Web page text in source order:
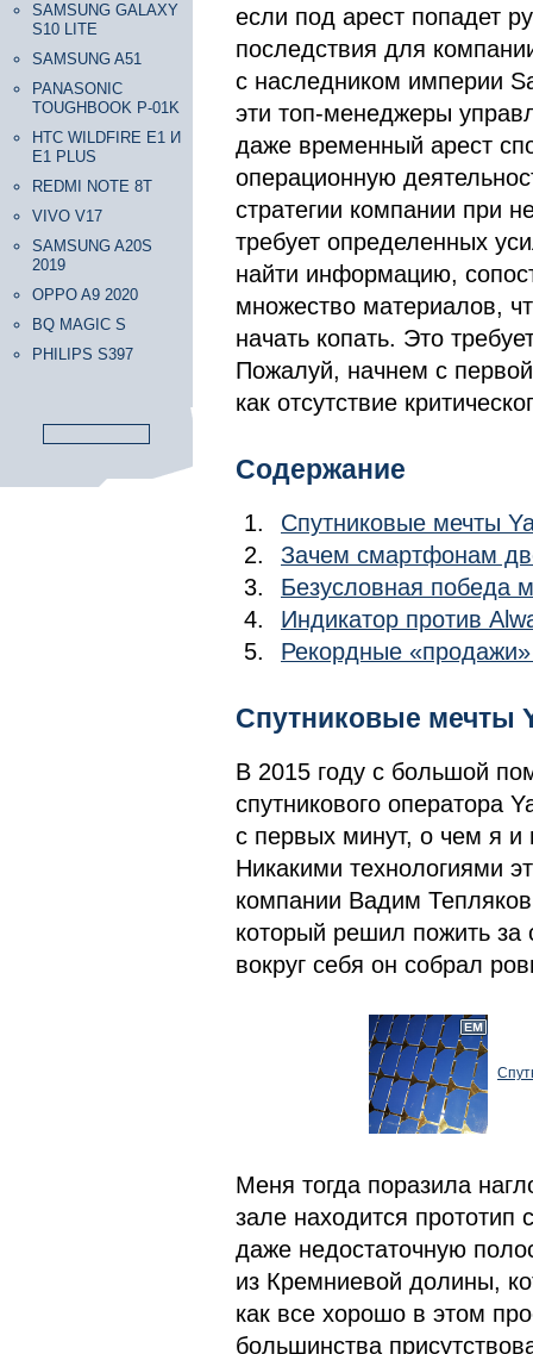
SAMSUNG GALAXY
S10 LITE
SAMSUNG A51
PANASONIC
TOUGHBOOK P-01K
HTC WILDFIRE E1 И
E1 PLUS
REDMI NOTE 8T
VIVO V17
SAMSUNG A20S
2019
OPPO A9 2020
BQ MAGIC S
PHILIPS S397
если под арест попадет
последствия для
с наследником империи
эти топ-менеджеры
даже временный арест
операционную
стратегии компании при
требует определенных
найти информацию,
множество материалов,
начать копать. Это
Пожалуй, начнем с
как отсутствие
Содержание
Спутниковые мечты
Зачем смартфонам
Безусловная победа
Индикатор против
Рекордные
Спутниковые мечты
В 2015 году с большой
спутникового оператора
с первых минут, о чем я
Никакими технологиями
компании Вадим
который решил пожить за
вокруг себя он собрал
Меня тогда поразила
зале находится прототип
даже недостаточную
из Кремниевой долины,
как все хорошо в этом
большинства